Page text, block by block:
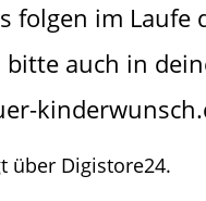
im Laufe
auch in
über Digistore24.